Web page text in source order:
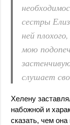
сестры
ней
мою
слушает
Хелену
набожной и
сказать, чем